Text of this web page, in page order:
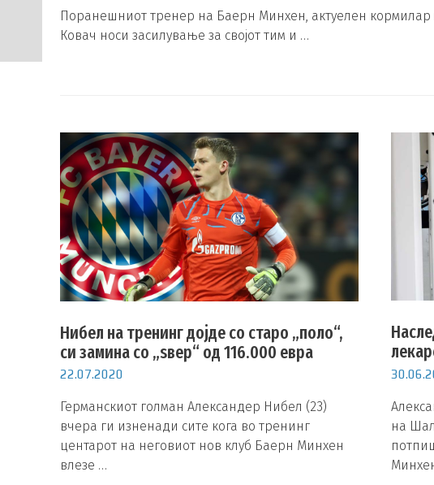
Поранешниот тренер на Баерн Минхен, актуелен кормилар
Ковач носи засилување за својот тим и …
Нибел на тренинг дојде со старо „поло“,
си замина со „ѕвер“ од 116.000 евра
22.07.2020
Германскиот голман Александер Нибел (23)
вчера ги изненади сите кога во тренинг
центарот на неговиот нов клуб Баерн Минхен
влезе …
на